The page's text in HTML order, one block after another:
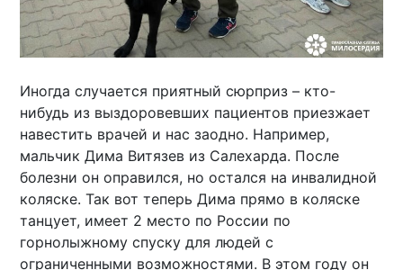
Иногда случается приятный сюрприз – кто-
нибудь из выздоровевших пациентов приезжает
навестить врачей и нас заодно. Например,
мальчик Дима Витязев из Салехарда. После
болезни он оправился, но остался на инвалидной
коляске. Так вот теперь Дима прямо в коляске
танцует, имеет 2 место по России по
горнолыжному спуску для людей с
ограниченными возможностями. В этом году он